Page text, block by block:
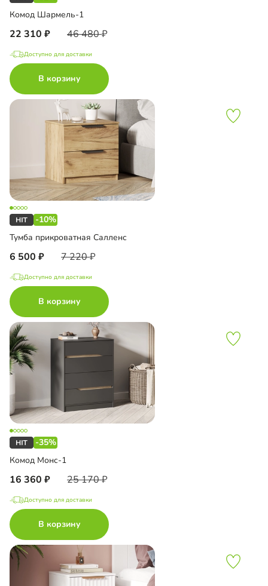
Комод Шармель-1
22 310 46 480
Доступно для доставки
В корзину
-10%
Тумба прикроватная Салленс
6 500 7 220
Доступно для доставки
В корзину
-35%
Комод Монс-1
16 360 25 170
Доступно для доставки
В корзину